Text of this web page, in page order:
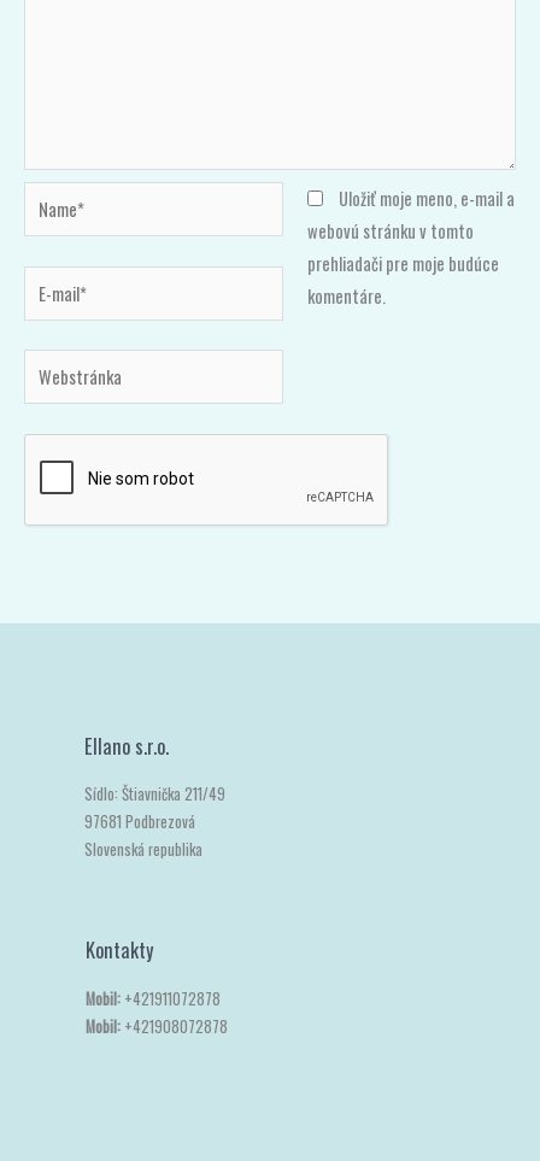
Name*
mail*
Webstránka
Uložiť moje meno, e-mail a
webovú stránku v tomto
prehliadači pre moje budúce
komentáre.
Ellano s.r.o.
Sídlo: Štiavnička 211/49
97681 Podbrezová
Slovenská republika
Kontakty
Mobil: +421911072878
Mobil: +421908072878